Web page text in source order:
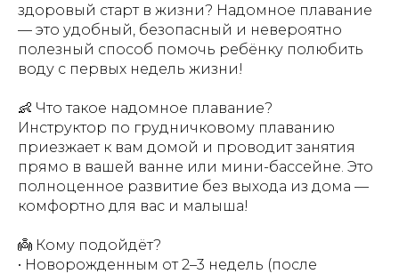
здоровый старт в жизни? Надомное плавание
— это удобный, безопасный и невероятно
полезный способ помочь ребёнку полюбить
воду с первых недель жизни!
👶 Что такое надомное плавание?
Инструктор по грудничковому плаванию
приезжает к вам домой и проводит занятия
прямо в вашей ванне или мини-бассейне. Это
полноценное развитие без выхода из дома —
комфортно для вас и малыша!
👼 Кому подойдёт?
• Новорожденным от 2–3 недель (после